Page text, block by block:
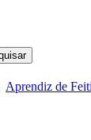
Aprendiz de